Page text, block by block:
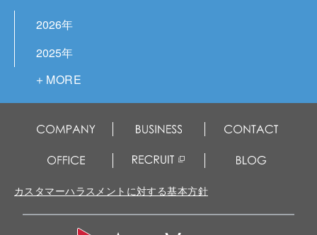
2026年
2025年
2024年
2022年
2021年
2020年
カスタマーハラスメントに対する基本方針